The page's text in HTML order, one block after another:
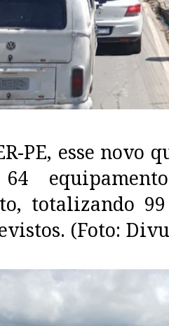
PE, esse
totalizando
(Foto: